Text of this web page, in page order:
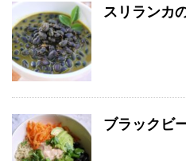
スリランカ
ブラックビ